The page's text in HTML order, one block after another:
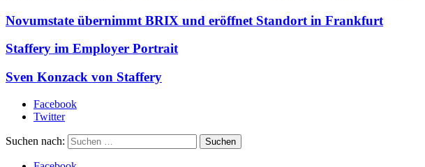
Novumstate übernimmt BRIX und eröffnet Standort in Frankfurt
Staffery im Employer Portrait
Sven Konzack von Staffery
Facebook
Twitter
Suchen nach: